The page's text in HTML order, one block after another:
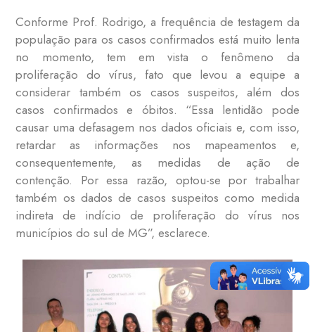
Conforme Prof. Rodrigo, a frequência de testagem da
população para os casos confirmados está muito lenta
no momento, tem em vista o fenômeno da
proliferação do vírus, fato que levou a equipe a
considerar também os casos suspeitos, além dos
casos confirmados e óbitos. “Essa lentidão pode
causar uma defasagem nos dados oficiais e, com isso,
retardar as informações nos mapeamentos e,
consequentemente, as medidas de ação de
contenção. Por essa razão, optou-se por trabalhar
também os dados de casos suspeitos como medida
indireta de indício de proliferação do vírus nos
municípios do sul de MG”, esclarece.